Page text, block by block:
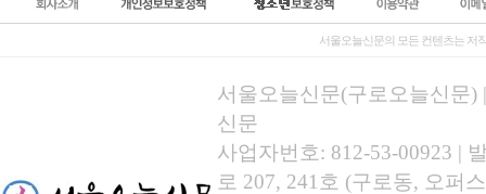
서울오늘신문의 모든 컨텐츠는 저
서울오늘신문(구로오늘신문)
신문
사업자번호: 812-53-00923 |
로 207, 241호 (구로동, 오퍼